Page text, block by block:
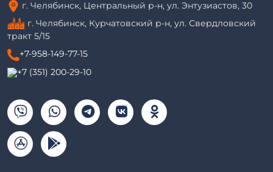
г. Челябинск, Центральный р-н, ул. Энтузиастов, 30
г. Челябинск, Курчатовский р-н, ул. Свердловский
тракт 5/15
+7-958-149-77-15
+7 (351) 200-29-10